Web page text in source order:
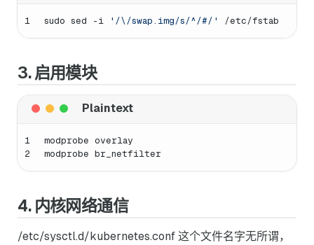
1 sudo sed -i '/\/swap.img/s/^/#/' /etc/fstab
3. 启用模块
1
2
modprobe overlay
modprobe br_netfilter
4. 内核网络通信
/etc/sysctl.d/kubernetes.conf 这个文件名字无所谓，